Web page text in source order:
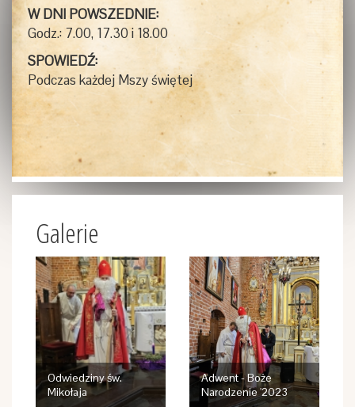
W DNI POWSZEDNIE:
Godz.: 7.00, 17.30 i 18.00
SPOWIEDŹ:
Podczas każdej Mszy świętej
Galerie
Odwiedziny św.
Mikołaja
Adwent - Boże
Narodzenie '2023